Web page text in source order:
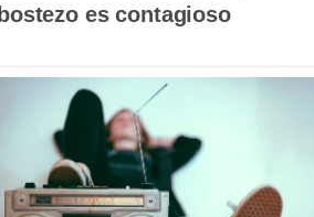
bostezo es contagioso